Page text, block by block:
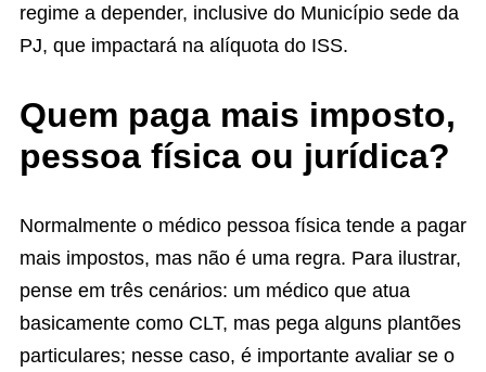
regime a depender, inclusive do Município sede da
PJ, que impactará na alíquota do ISS.
Quem paga mais imposto,
pessoa física ou jurídica?
Normalmente o médico pessoa física tende a pagar
mais impostos, mas não é uma regra. Para ilustrar,
pense em três cenários: um médico que atua
basicamente como CLT, mas pega alguns plantões
particulares; nesse caso, é importante avaliar se o